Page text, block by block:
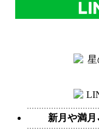
新月や満